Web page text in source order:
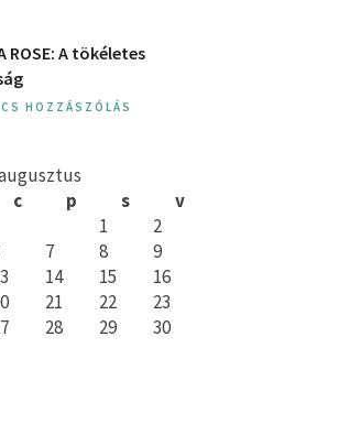
ROSE: A ​tökéletes
HOZZÁSZÓLÁS
c p s
v
1
2
7 8
9
14 15
16
21 22
23
28 29
30